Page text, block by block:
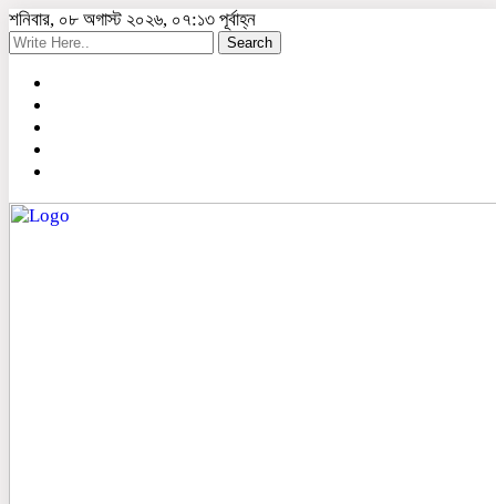
শনিবার, ০৮ অগাস্ট ২০২৬, ০৭:১৩ পূর্বাহ্ন
Search